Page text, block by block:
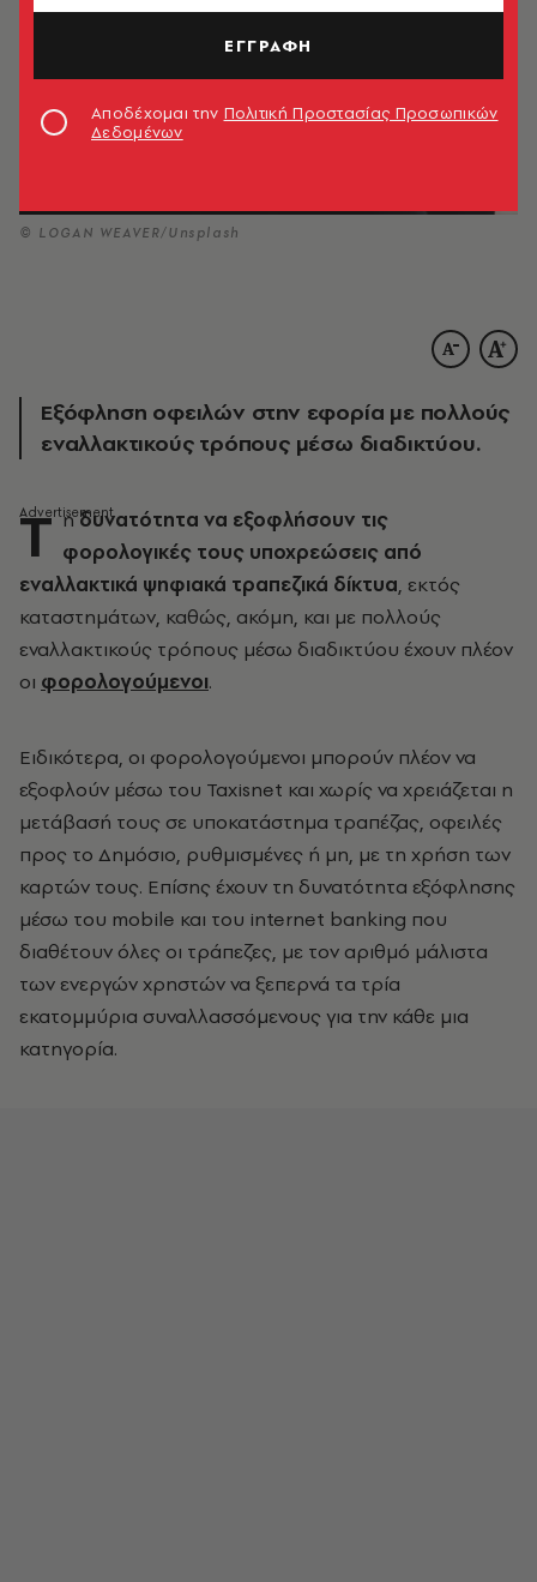
© LOGAN WEAVER/Unsplash
Εξόφληση οφειλών στην εφορία με πολλούς
εναλλακτικούς τρόπους μέσω διαδικτύου.
Τ ηδυνατότητα να εξοφλήσουν τις
φορολογικές τους υποχρεώσεις από
εναλλακτικά ψηφιακά τραπεζικά δίκτυα, εκτός
καταστημάτων, καθώς, ακόμη, και με πολλούς
εναλλακτικούς τρόπους μέσω διαδικτύου έχουν πλέον
οι φορολογούμενοι.
Ειδικότερα, οι φορολογούμενοι μπορούν πλέον να
εξοφλούν μέσω του Taxisnet και χωρίς να χρειάζεται η
μετάβασή τους σε υποκατάστημα τραπέζας, οφειλές
προς το Δημόσιο, ρυθμισμένες ή μη, με τη χρήση των
καρτών τους. Επίσης έχουν τη δυνατότητα εξόφλησης
μέσω του mobile και του internet banking που
διαθέτουν όλες οι τράπεζες, με τον αριθμό μάλιστα
των ενεργών χρηστών να ξεπερνά τα τρία
εκατομμύρια συναλλασσόμενους για την κάθε μια
κατηγορία.
ΕΓΓΡΑΦΗ
Αποδέχομαι την Πολιτική Προστασίας Προσωπικών
Δεδομένων